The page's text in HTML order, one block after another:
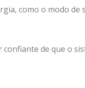
como o modo
de que o